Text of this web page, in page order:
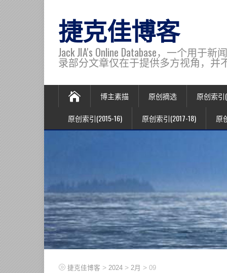
捷克佳博客
Jack JIA's Online Database，一个用
录部分文章仅在于提供多方视角，并
博主素描 原创摘选 原创索引
原创索引(2015-16) 原创索引(2017-18) 原
捷克佳博客 > 2024 > 2月 > 09